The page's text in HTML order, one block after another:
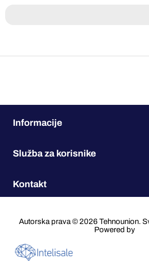
Informacije
Služba za korisnike
Kontakt
Autorska prava © 2026 Tehnounion.
Powered by